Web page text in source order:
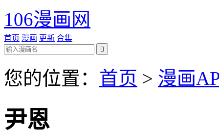
106漫画网
首页 漫画 更新 合集

您的位置： 首页 > 漫画
尹恩